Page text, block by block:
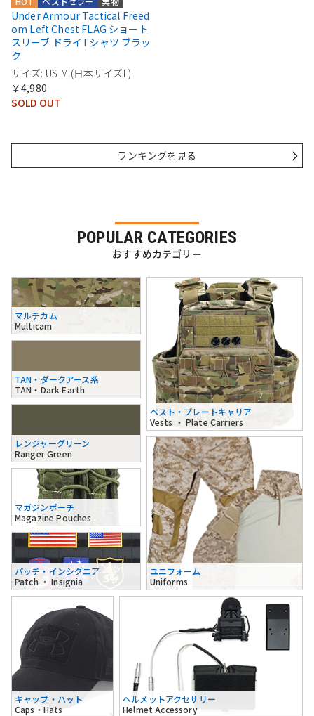
Under Armour Tactical Freed
om Left Chest FLAG ショート
スリーブ ドライTシャツ ブラッ
ク
サイズ: US-M (日本サイズL)
￥4,980
SOLD OUT
ランキングを見る
POPULAR CATEGORIES
おすすめカテゴリー
マルチカム
Multicam
TAN・ダークアース系
TAN・Dark Earth
レンジャーグリーン
Ranger Green
ベスト・プレートキャリア
Vests ・ Plate Carriers
マガジンポーチ
Magazine Pouches
パッチ・インシグニア
Patch ・ Insignia
ユニフォーム
Uniforms
キャップ・ハット
Caps・Hats
ヘルメットアクセサリー
Helmet Accessory